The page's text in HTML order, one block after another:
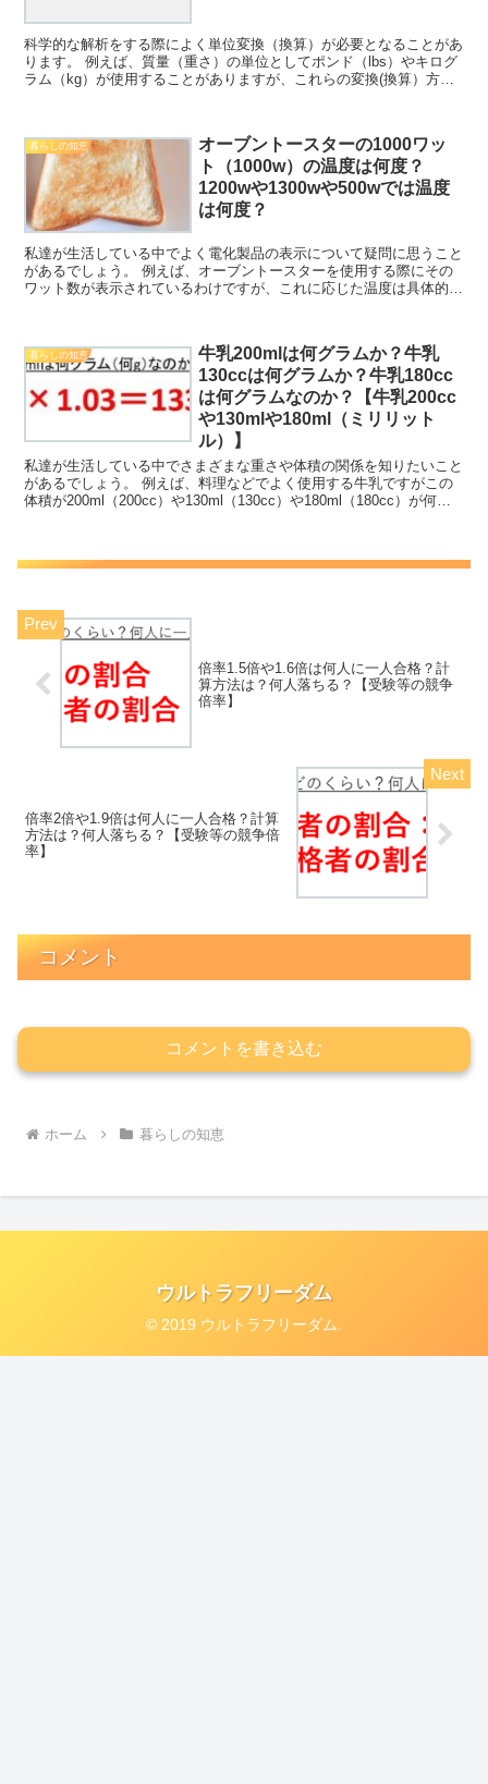
科学的な解析をする際によく単位変換（換算）が必要となることがあ
ります。 例えば、質量（重さ）の単位としてポンド（lbs）やキログ
ラム（kg）が使用することがありますが、これらの変換(換算）方法
暮らしの知恵
オーブントースターの1000ワッ
ト（1000w）の温度は何度？
1200wや1300wや500wでは温度
は何度？
私達が生活している中でよく電化製品の表示について疑問に思うこと
があるでしょう。 例えば、オーブントースターを使用する際にその
ワット数が表示されているわけですが、これに応じた温度は具体的に
暮らしの知恵
牛乳200mlは何グラムか？牛乳
130ccは何グラムか？牛乳180cc
は何グラムなのか？【牛乳200cc
や130mlや180ml（ミリリット
ル）】
私達が生活している中でさまざまな重さや体積の関係を知りたいこと
があるでしょう。 例えば、料理などでよく使用する牛乳ですがこの
体積が200ml（200cc）や130ml（130cc）や180ml（180cc）が何グ
倍率1.5倍や1.6倍は何人に一人合格？計
算方法は？何人落ちる？【受験等の競争
倍率】
倍率2倍や1.9倍は何人に一人合格？計算
方法は？何人落ちる？【受験等の競争倍
率】
コメント
コメントを書き込む
ホーム 暮らしの知恵
ウルトラフリーダム
© 2019 ウルトラフリーダム.